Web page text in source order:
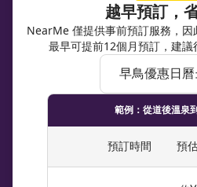
越早預訂，
NearMe 僅提供事前預訂服務，因
最早可提前12個月預訂，建議
早鳥優惠日曆:
範例：從道後溫泉
預訂時間 預